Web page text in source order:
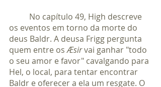
os eventos em torno da morte do
deus Baldr. A deusa Frigg pergunta
quem entre os Æsir vai ganhar "todo
o seu amor e favor" cavalgando para
Hel, o local, para tentar encontrar
Baldr e oferecer a ela um resgate. O